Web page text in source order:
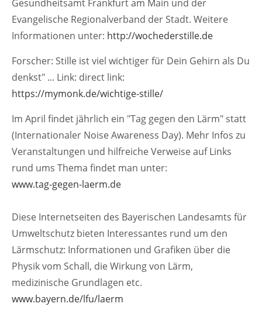
dis parturient montes, nascetur ridiculus mus.
Donec quam felis, ultricies nec.
Gesundheitsamt Frankfurt am Main und der
Evangelische Regionalverband der Stadt. Weitere
Informationen unter: http://wochederstille.de
Forscher: Stille ist viel wichtiger für Dein Gehirn als Du
denkst" ... Link: direct link:
https://mymonk.de/wichtige-stille/
Im April findet jährlich ein "Tag gegen den Lärm" statt
(Internationaler Noise Awareness Day). Mehr Infos zu
Veranstaltungen und hilfreiche Verweise auf Links
rund ums Thema findet man unter:
www.tag-gegen-laerm.de
Diese Internetseiten des Bayerischen Landesamts für
Umweltschutz bieten Interessantes rund um den
Lärmschutz: Informationen und Grafiken über die
Physik vom Schall, die Wirkung von Lärm,
medizinische Grundlagen etc.
www.bayern.de/lfu/laerm